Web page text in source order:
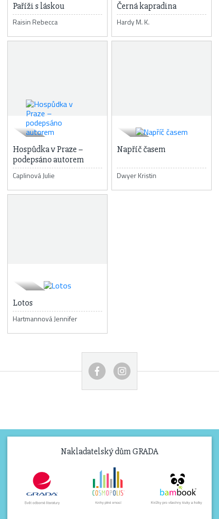
Paříži s láskou
Raisin Rebecca
Černá kapradina
Hardy M. K.
Hospůdka v Praze –
podepsáno autorem
Caplinová Julie
Napříč časem
Dwyer Kristin
Lotos
Hartmannová Jennifer
Nakladatelský dům GRADA